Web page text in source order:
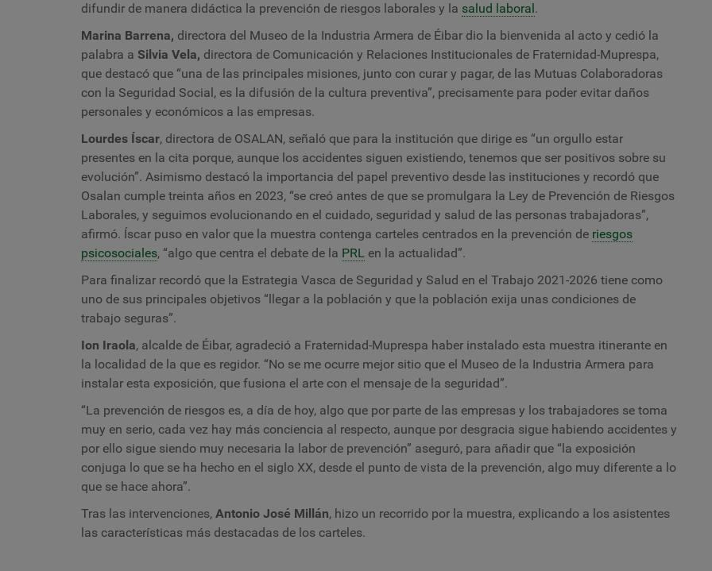
difundir de manera didáctica la prevención de riesgos laborales y la salud laboral.
Marina Barrena, directora del Museo de la Industria Armera de Éibar dio la bienvenida al acto y cedió la
palabra a Silvia Vela, directora de Comunicación y Relaciones Institucionales de Fraternidad-Muprespa,
que destacó que “una de las principales misiones, junto con curar y pagar, de las Mutuas Colaboradoras
con la Seguridad Social, es la difusión de la cultura preventiva”, precisamente para poder evitar daños
personales y económicos a las empresas.
Lourdes Íscar, directora de OSALAN, señaló que para la institución que dirige es “un orgullo estar
presentes en la cita porque, aunque los accidentes siguen existiendo, tenemos que ser positivos sobre su
evolución”. Asimismo destacó la importancia del papel preventivo desde las instituciones y recordó que
Osalan cumple treinta años en 2023, “se creó antes de que se promulgara la Ley de Prevención de Riesgos
Laborales, y seguimos evolucionando en el cuidado, seguridad y salud de las personas trabajadoras”,
afirmó. Íscar puso en valor que la muestra contenga carteles centrados en la prevención de riesgos
psicosociales, “algo que centra el debate de la PRL en la actualidad”.
Para finalizar recordó que la Estrategia Vasca de Seguridad y Salud en el Trabajo 2021-2026 tiene como
uno de sus principales objetivos “llegar a la población y que la población exija unas condiciones de
trabajo seguras”.
Ion Iraola, alcalde de Éibar, agradeció a Fraternidad-Muprespa haber instalado esta muestra itinerante en
la localidad de la que es regidor. “No se me ocurre mejor sitio que el Museo de la Industria Armera para
instalar esta exposición, que fusiona el arte con el mensaje de la seguridad”.
“La prevención de riesgos es, a día de hoy, algo que por parte de las empresas y los trabajadores se toma
muy en serio, cada vez hay más conciencia al respecto, aunque por desgracia sigue habiendo accidentes y
por ello sigue siendo muy necesaria la labor de prevención” aseguró, para añadir que “la exposición
conjuga lo que se ha hecho en el siglo XX, desde el punto de vista de la prevención, algo muy diferente a lo
que se hace ahora”.
Tras las intervenciones, Antonio José Millán, hizo un recorrido por la muestra, explicando a los asistentes
las características más destacadas de los carteles.